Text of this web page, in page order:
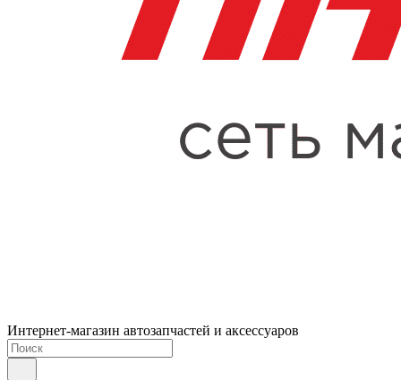
Интернет-магазин автозапчастей и аксессуаров